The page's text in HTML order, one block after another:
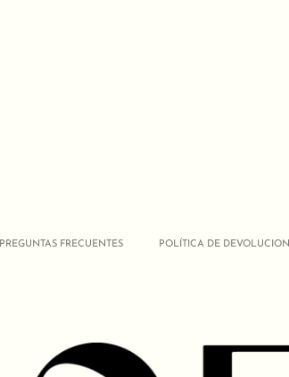
PREGUNTAS FRECUENTES POLÍTICA DE